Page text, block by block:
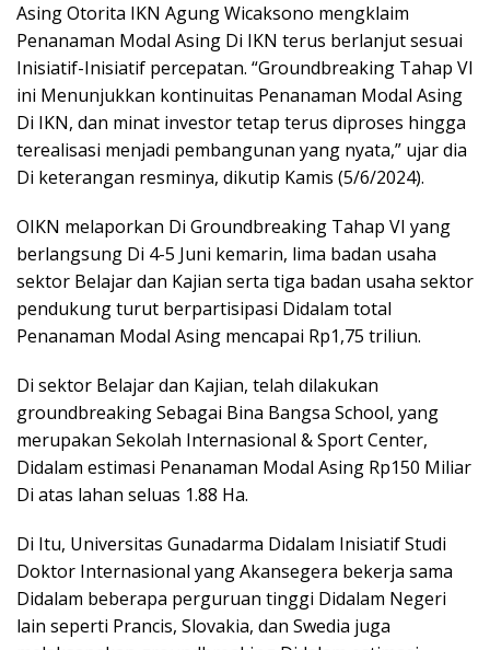
Asing Otorita IKN Agung Wicaksono mengklaim
Penanaman Modal Asing Di IKN terus berlanjut sesuai
Inisiatif-Inisiatif percepatan. “Groundbreaking Tahap VI
ini Menunjukkan kontinuitas Penanaman Modal Asing
Di IKN, dan minat investor tetap terus diproses hingga
terealisasi menjadi pembangunan yang nyata,” ujar dia
Di keterangan resminya, dikutip Kamis (5/6/2024).
OIKN melaporkan Di Groundbreaking Tahap VI yang
berlangsung Di 4-5 Juni kemarin, lima badan usaha
sektor Belajar dan Kajian serta tiga badan usaha sektor
pendukung turut berpartisipasi Didalam total
Penanaman Modal Asing mencapai Rp1,75 triliun.
Di sektor Belajar dan Kajian, telah dilakukan
groundbreaking Sebagai Bina Bangsa School, yang
merupakan Sekolah Internasional & Sport Center,
Didalam estimasi Penanaman Modal Asing Rp150 Miliar
Di atas lahan seluas 1.88 Ha.
Di Itu, Universitas Gunadarma Didalam Inisiatif Studi
Doktor Internasional yang Akansegera bekerja sama
Didalam beberapa perguruan tinggi Didalam Negeri
lain seperti Prancis, Slovakia, dan Swedia juga